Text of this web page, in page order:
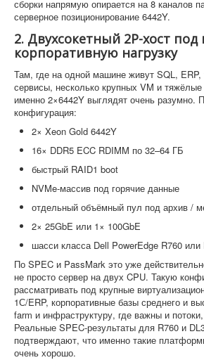
сборки напрямую опирается на 8 каналов
серверное позиционирование 6442Y.
2. Двухсокетный 2P-хост
корпоративную нагрузку
Там, где на одной машине живут SQL,
сервисы, несколько крупных VM и
именно 2×6442Y выглядят очень разумно.
конфигурация:
2× Xeon Gold 6442Y
16× DDR5 ECC RDIMM по 32–64 ГБ
быстрый RAID1 boot
NVMe-массив под горячие данные
отдельный объёмный пул под архив /
2× 25GbE или 1× 100GbE
шасси класса Dell PowerEdge R760 или
По SPEC и PassMark это уже
не просто сервер на двух CPU. Такую
рассматривать под крупные
1С/ERP, корпоративные базы среднего и
farm и инфраструктуру, где важны и
Реальные SPEC-результаты для R760 и
подтверждают, что именно такие
очень хорошо.